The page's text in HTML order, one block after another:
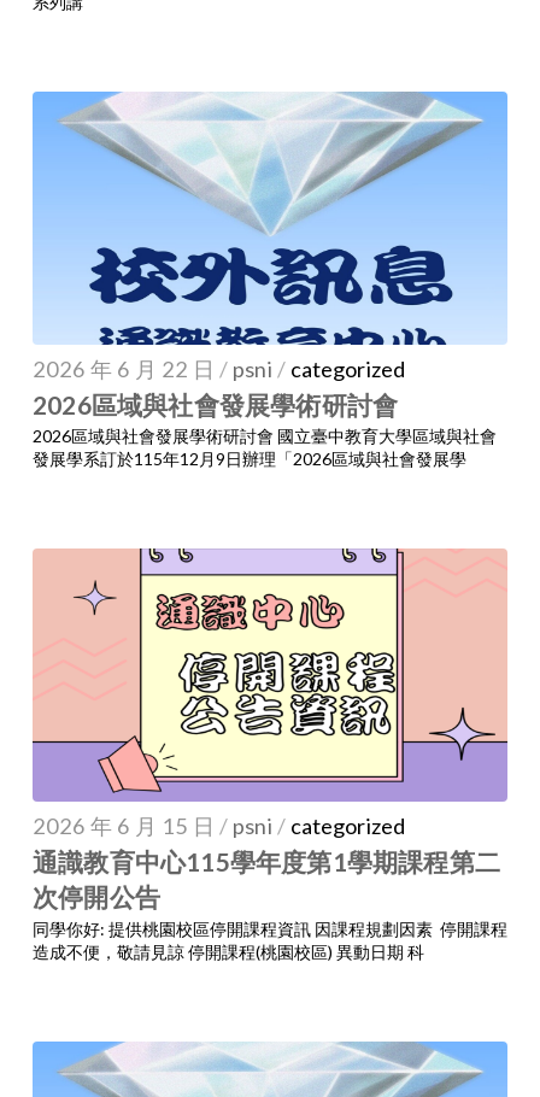
2026 年 6 月 22 日 / psni / categorized
2026區域與社會發展學術研討會
2026區域與社會發展學術研討會 國立臺中教育大學區域與社會
發展學系訂於115年12月9日辦理「2026區域與社會發展學
2026 年 6 月 15 日 / psni / categorized
通識教育中心115學年度第1學期課程第二
次停開公告
同學你好: 提供桃園校區停開課程資訊 因課程規劃因素 停開課程
造成不便，敬請見諒 停開課程(桃園校區) 異動日期 科